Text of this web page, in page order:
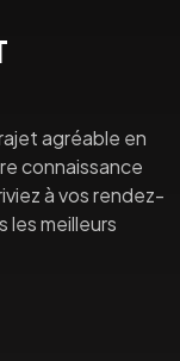
agréable en
connaissance
à vos rendez-
les meilleurs